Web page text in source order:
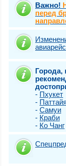
Важно!
перед
Города,
- Пхукет
- Паттайя
- Самуи
- Краби
- Ко Чанг